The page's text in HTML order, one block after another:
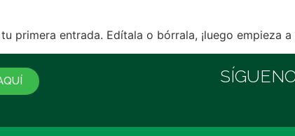
primera entrada. Edítala o bórrala, ¡luego empieza